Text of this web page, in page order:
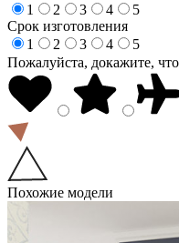
1
2 3 4
5
Срок изготовления
1
2 3 4
5
Пожалуйста, докажите,
Похожие модели